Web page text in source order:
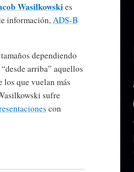
Wasilkowskies
información,ADS-B
dependiendo
arriba” aquellos
los que vuelan más
sufre
con